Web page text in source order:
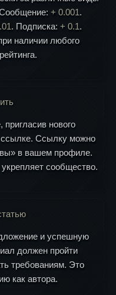
+ 0.001 .
. Подписка: + 0.1 .
наличии любого
нового
ссылке. Ссылку можно
в вашем профиле.
сообщество.
и успешную
должен пройти
требованиям. Это
как автора.